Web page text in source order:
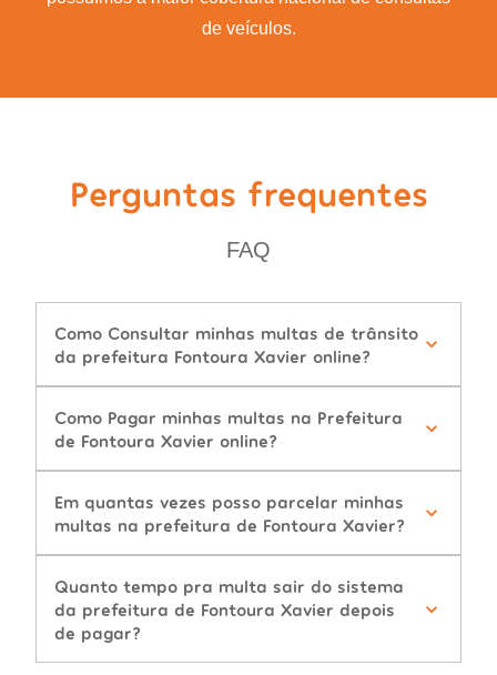
de veículos.
Perguntas frequentes
FAQ
Como Consultar minhas multas de trânsito
da prefeitura Fontoura Xavier online?
Como Pagar minhas multas na Prefeitura
de Fontoura Xavier online?
Em quantas vezes posso parcelar minhas
multas na prefeitura de Fontoura Xavier?
Quanto tempo pra multa sair do sistema
da prefeitura de Fontoura Xavier depois
de pagar?